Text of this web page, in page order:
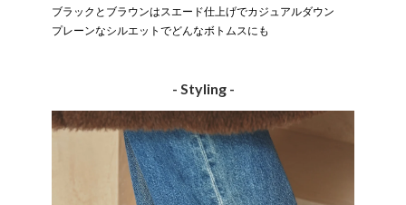
ブラックとブラウンはスエード仕上げでカジュアルダウン
プレーンなシルエットでどんなボトムスにも
- Styling -